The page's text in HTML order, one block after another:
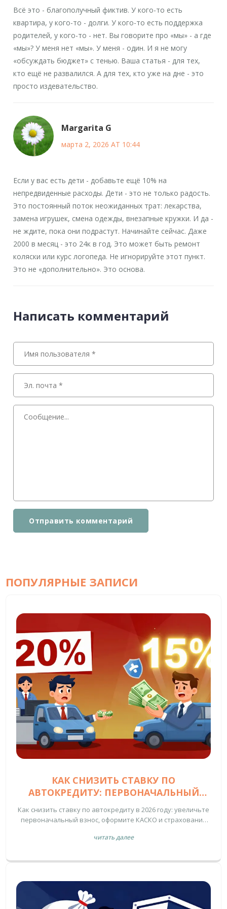
Всё это - благополучный фиктив. У кого-то есть
квартира, у кого-то - долги. У кого-то есть поддержка
родителей, у кого-то - нет. Вы говорите про «мы» - а где
«мы»? У меня нет «мы». У меня - один. И я не могу
«обсуждать бюджет» с тенью. Ваша статья - для тех,
кто ещё не развалился. А для тех, кто уже на дне - это
просто издевательство.
Margarita G
марта 2, 2026 AT 10:44
Если у вас есть дети - добавьте ещё 10% на
непредвиденные расходы. Дети - это не только радость.
Это постоянный поток неожиданных трат: лекарства,
замена игрушек, смена одежды, внезапные кружки. И да -
не ждите, пока они подрастут. Начинайте сейчас. Даже
2000 в месяц - это 24к в год. Это может быть ремонт
коляски или курс логопеда. Не игнорируйте этот пункт.
Это не «дополнительно». Это основа.
Написать комментарий
Отправить комментарий
ПОПУЛЯРНЫЕ ЗАПИСИ
КАК СНИЗИТЬ СТАВКУ ПО
АВТОКРЕДИТУ: ПЕРВОНАЧАЛЬНЫЙ
ВЗНОС, СТРАХОВАНИЕ И АКЦИИ В 2026
ГОДУ
Как снизить ставку по автокредиту в 2026 году: увеличьте
первоначальный взнос, оформите КАСКО и страхование
выбирайте автомобили российской сборки. Экономия - до
читать далее